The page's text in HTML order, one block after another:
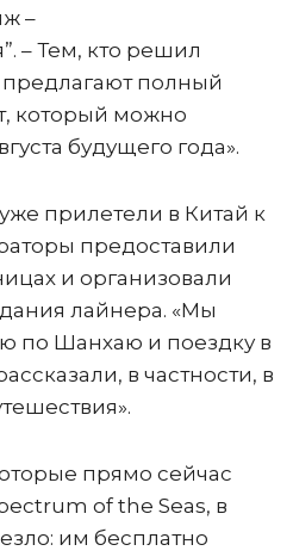
–
– Тем, кто решил
предлагают полный
который можно
будущего года».
прилетели в Китай к
предоставили
и организовали
лайнера. «Мы
по Шанхаю и поездку в
в частности, в
прямо сейчас
of the Seas, в
им бесплатно